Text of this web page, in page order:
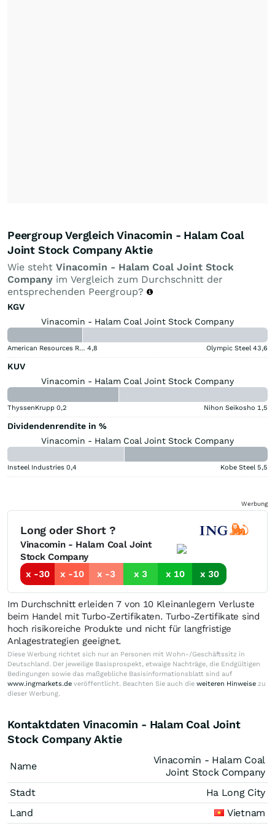
Peergroup Vergleich Vinacomin - Halam Coal
Joint Stock Company Aktie
Wie steht Vinacomin - Halam Coal Joint Stock
Company im Vergleich zum Durchschnitt der
entsprechenden Peergroup?
KGV
Vinacomin - Halam Coal Joint Stock Company
American Resources Registered (A) 4,8 Olympic Steel 43,6
KUV
Vinacomin - Halam Coal Joint Stock Company
ThyssenKrupp 0,2 Nihon Seikosho 1,5
Dividendenrendite in %
Vinacomin - Halam Coal Joint Stock Company
Insteel Industries 0,4 Kobe Steel 5,5
Werbung
Long oder Short ?
Vinacomin - Halam Coal Joint
Stock Company
x -30
x -10 x -3 x 3 x 10 x 30
Im Durchschnitt erleiden 7 von 10 Kleinanlegern Verluste
beim Handel mit Turbo-Zertifikaten. Turbo-Zertifikate sind
hoch risikoreiche Produkte und nicht für langfristige
Anlagestrategien geeignet.
Diese Werbung richtet sich nur an Personen mit Wohn-/Geschäftssitz in
Deutschland. Der jeweilige Basisprospekt, etwaige Nachträge, die Endgültigen
Bedingungen sowie das maßgebliche Basisinformationsblatt sind auf
www.ingmarkets.de veröffentlicht. Beachten Sie auch die weiteren Hinweise zu
dieser Werbung.
Kontaktdaten Vinacomin - Halam Coal Joint
Stock Company Aktie
Name
Vinacomin - Halam Coal
Joint Stock Company
Stadt
Ha Long City
Land
Vietnam